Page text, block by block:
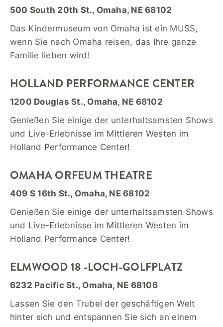
500 South 20th St., Omaha, NE 68102
Das Kindermuseum von Omaha ist ein MUSS,
wenn Sie nach Omaha reisen, das Ihre ganze
Familie lieben wird!
HOLLAND PERFORMANCE CENTER
1200 Douglas St., Omaha, NE 68102
Genießen Sie einige der unterhaltsamsten Shows
und Live-Erlebnisse im Mittleren Westen im
Holland Performance Center!
OMAHA ORFEUM THEATRE
409 S 16th St., Omaha, NE 68102
Genießen Sie einige der unterhaltsamsten Shows
und Live-Erlebnisse im Mittleren Westen im
Holland Performance Center!
ELMWOOD 18 -LOCH-GOLFPLATZ
6232 Pacific St., Omaha, NE 68106
Lassen Sie den Trubel der geschäftigen Welt
hinter sich und entspannen Sie sich an einem